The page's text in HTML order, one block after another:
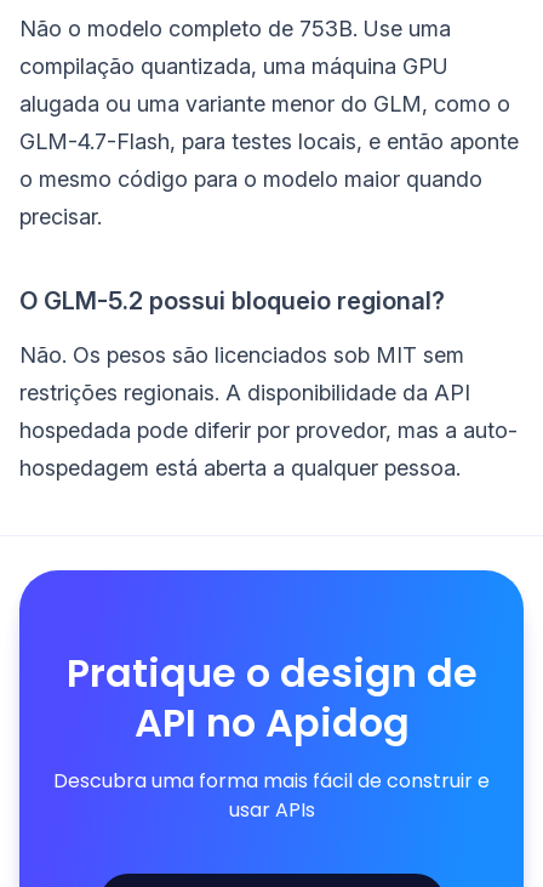
Não o modelo completo de 753B. Use uma
compilação quantizada, uma máquina GPU
alugada ou uma variante menor do GLM, como o
GLM-4.7-Flash, para testes locais, e então aponte
o mesmo código para o modelo maior quando
precisar.
O GLM-5.2 possui bloqueio regional?
Não. Os pesos são licenciados sob MIT sem
restrições regionais. A disponibilidade da API
hospedada pode diferir por provedor, mas a auto-
hospedagem está aberta a qualquer pessoa.
Pratique o design de
API no Apidog
Descubra uma forma mais fácil de construir e
usar APIs